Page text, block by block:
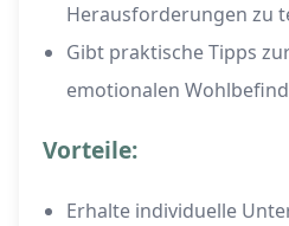
Herausforderungen zu
Gibt praktische Tipps
emotionalen
Vorteile:
Erhalte individuelle